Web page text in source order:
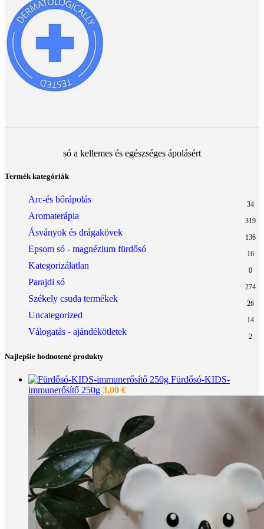
só a kellemes és egészséges ápolásért
Termék kategóriák
Arc-és bőrápolás 34
Aromaterápia 319
Ásványok és drágakövek 136
Epsom só - magnézium fürdősó 16
Kategorizálatlan 0
Parajdi só 274
Székely csuda termékek 26
Uncategorized 14
Válogatás - ajándékötletek 2
Najlepšie hodnotené produkty
Fürdősó-KIDS-
immunerősítő 250g 3,00 €